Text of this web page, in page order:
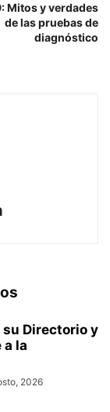
Mitos y verdades
de las pruebas de
diagnóstico
Directorio y
a la
2026